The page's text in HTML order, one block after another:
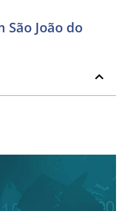
João do